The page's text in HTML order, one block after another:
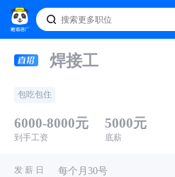
焊接工
包吃包住
6000-8000元
到手工资
5000元
底薪
发 薪 日 每个月30号